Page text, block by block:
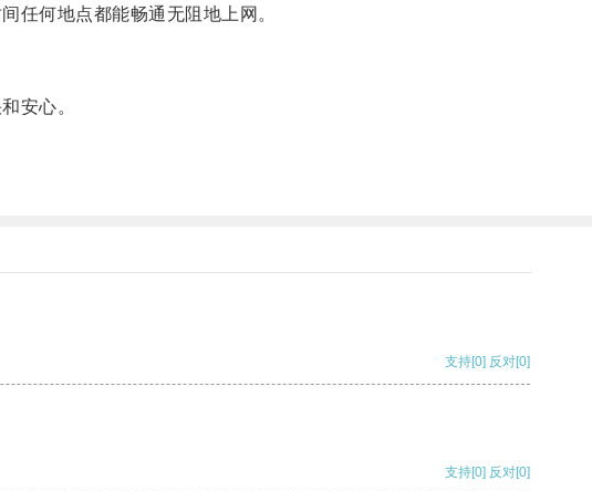
何地点都能畅通无阻地上网。
安心。
支持[0] 反对[0]
支持[0] 反对[0]